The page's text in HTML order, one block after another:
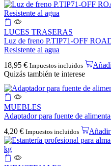
LUCES TRASERAS
Luz de freno P.TIP71-OFF
Resistente al agua
18,95 € Impuestos incluidos
Quizás también te interese
MUEBLES
Adaptador para fuente de
4,20 € Impuestos incluidos